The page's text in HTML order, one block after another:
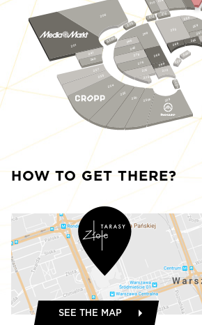
210
256
259
261
255
206
201
241
240
212
215
265
266
S231
S230
S229a
208
248
268
269
246
245
278
276
272
275
273
237
235
234
233
230 230a
S229
229
HOW TO GET THERE?
SEE THE MAP